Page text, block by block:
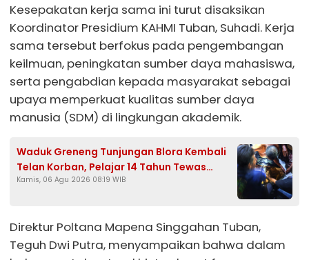
Kesepakatan kerja sama ini turut disaksikan
Koordinator Presidium KAHMI Tuban, Suhadi. Kerja
sama tersebut berfokus pada pengembangan
keilmuan, peningkatan sumber daya mahasiswa,
serta pengabdian kepada masyarakat sebagai
upaya memperkuat kualitas sumber daya
manusia (SDM) di lingkungan akademik.
Waduk Greneng Tunjungan Blora Kembali
Telan Korban, Pelajar 14 Tahun Tewas
Tenggelam Saat Mencari Ikan
Kamis, 06 Agu 2026 08:19 WIB
Direktur Poltana Mapena Singgahan Tuban,
Teguh Dwi Putra, menyampaikan bahwa dalam